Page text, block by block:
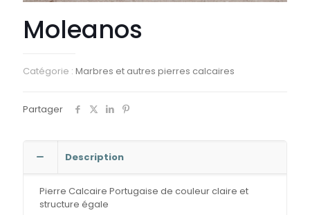
Moleanos
Catégorie : Marbres et autres pierres calcaires
Partager
Description
Pierre Calcaire Portugaise de couleur claire et
structure égale